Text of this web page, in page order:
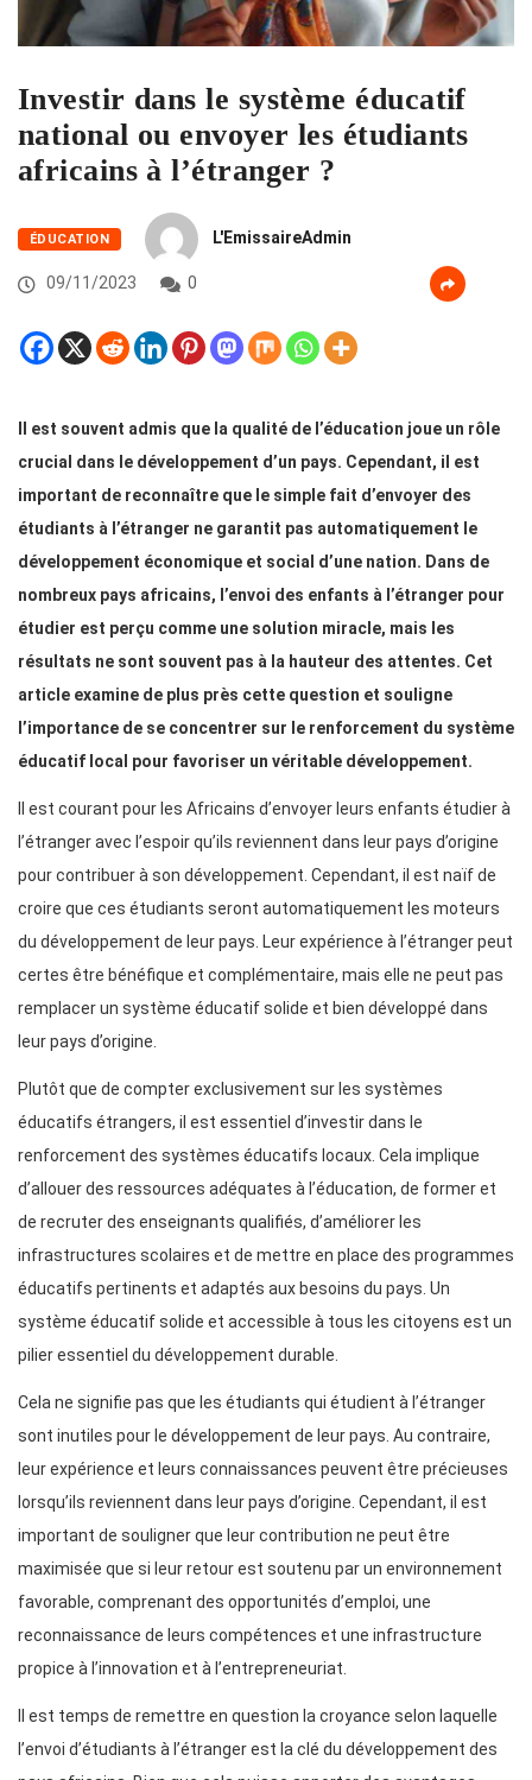
Investir dans le système éducatif
national ou envoyer les étudiants
africains à l’étranger ?
ÉDUCATION L'EmissaireAdmin
09/11/2023 0
Il est souvent admis que la qualité de l’éducation joue un rôle
crucial dans le développement d’un pays. Cependant, il est
important de reconnaître que le simple fait d’envoyer des
étudiants à l’étranger ne garantit pas automatiquement le
développement économique et social d’une nation. Dans de
nombreux pays africains, l’envoi des enfants à l’étranger pour
étudier est perçu comme une solution miracle, mais les
résultats ne sont souvent pas à la hauteur des attentes. Cet
article examine de plus près cette question et souligne
l’importance de se concentrer sur le renforcement du système
éducatif local pour favoriser un véritable développement.
Il est courant pour les Africains d’envoyer leurs enfants étudier à
l’étranger avec l’espoir qu’ils reviennent dans leur pays d’origine
pour contribuer à son développement. Cependant, il est naïf de
croire que ces étudiants seront automatiquement les moteurs
du développement de leur pays. Leur expérience à l’étranger peut
certes être bénéfique et complémentaire, mais elle ne peut pas
remplacer un système éducatif solide et bien développé dans
leur pays d’origine.
Plutôt que de compter exclusivement sur les systèmes
éducatifs étrangers, il est essentiel d’investir dans le
renforcement des systèmes éducatifs locaux. Cela implique
d’allouer des ressources adéquates à l’éducation, de former et
de recruter des enseignants qualifiés, d’améliorer les
infrastructures scolaires et de mettre en place des programmes
éducatifs pertinents et adaptés aux besoins du pays. Un
système éducatif solide et accessible à tous les citoyens est un
pilier essentiel du développement durable.
Cela ne signifie pas que les étudiants qui étudient à l’étranger
sont inutiles pour le développement de leur pays. Au contraire,
leur expérience et leurs connaissances peuvent être précieuses
lorsqu’ils reviennent dans leur pays d’origine. Cependant, il est
important de souligner que leur contribution ne peut être
maximisée que si leur retour est soutenu par un environnement
favorable, comprenant des opportunités d’emploi, une
reconnaissance de leurs compétences et une infrastructure
propice à l’innovation et à l’entrepreneuriat.
Il est temps de remettre en question la croyance selon laquelle
l’envoi d’étudiants à l’étranger est la clé du développement des